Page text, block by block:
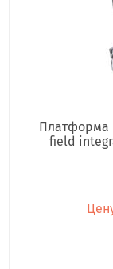
Платформа
field